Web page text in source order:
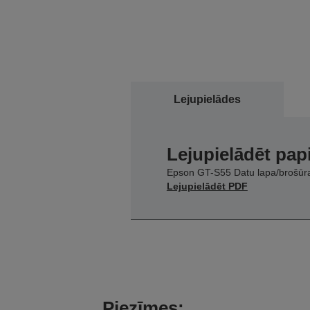
Lejupielādes
Lejupielādēt
Epson GT-S55 Datu lapa/
Lejupielādēt PDF